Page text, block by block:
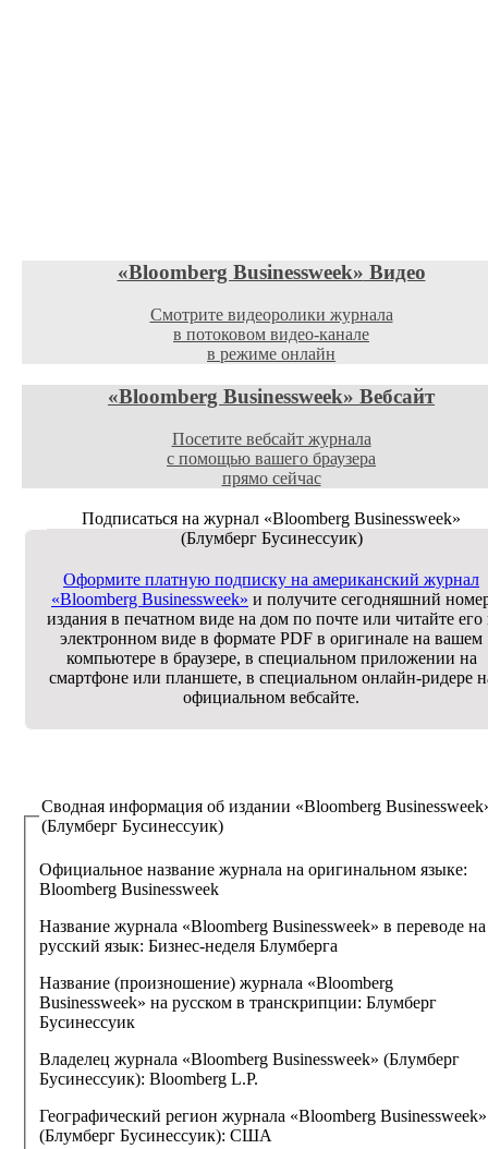
«Bloomberg Businessweek» Видео
Смотрите видеоролики журнала
в потоковом видео-канале
в режиме онлайн
«Bloomberg Businessweek» Вебсайт
Посетите вебсайт журнала
с помощью вашего браузера
прямо сейчас
Подписаться на журнал «Bloomberg Businessweek»
(Блумберг Бусинессуик)
Оформите платную подписку на американский журнал
«Bloomberg Businessweek» и получите сегодняшний
издания в печатном виде на дом по почте или читайте его
электронном виде в формате PDF в оригинале на вашем
компьютере в браузере, в специальном приложении на
смартфоне или планшете, в специальном онлайн-ридере
официальном вебсайте.
Сводная информация об издании «Bloomberg
(Блумберг Бусинессуик)
Официальное название журнала на оригинальном языке:
Bloomberg Businessweek
Название журнала «Bloomberg Businessweek» в переводе на
русский язык: Бизнес-неделя Блумберга
Название (произношение) журнала «Bloomberg
Businessweek» на русском в транскрипции: Блумберг
Бусинессуик
Владелец журнала «Bloomberg Businessweek» (Блумберг
Бусинессуик): Bloomberg L.P.
Географический регион журнала «Bloomberg Businessweek»
(Блумберг Бусинессуик): США